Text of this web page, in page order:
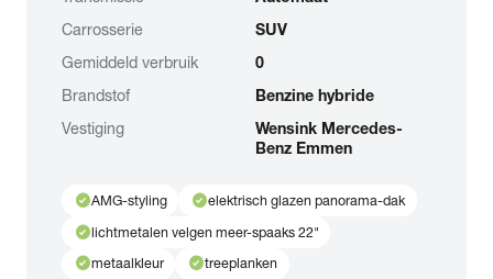
Carrosserie
SUV
Gemiddeld verbruik
0
Brandstof
Benzine hybride
Vestiging
Wensink Mercedes-
Benz Emmen
check_circleAMG-styling check_circleelektrisch glazen panorama-dak
check_circlelichtmetalen velgen meer-spaaks 22"
check_circlemetaalkleur check_circletreeplanken